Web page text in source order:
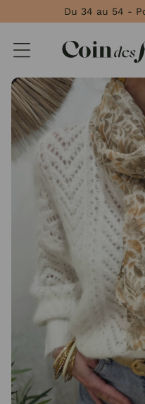
Du 34 au 54 -
Panneau de gestion des